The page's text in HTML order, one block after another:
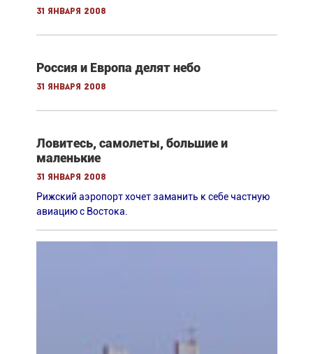
31 января 2008
Россия и Европа делят небо
31 января 2008
Ловитесь, самолеты, большие и
маленькие
31 января 2008
Рижский аэропорт хочет заманить к себе частную
авиацию с Востока.